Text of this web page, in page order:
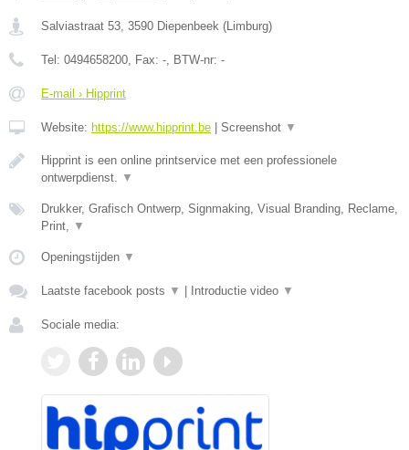
Salviastraat 53 3590 Diepenbeek (Limburg)
Tel: 0494658200 , Fax: - , BTW-nr: -
E-mail › Hipprint
Website: https://www.hipprint.be | Screenshot ▼
Hipprint is een online printservice met een professionele
ontwerpdienst.
▼
Drukker, Grafisch Ontwerp, Signmaking, Visual Branding, Reclame,
Print,
▼
Openingstijden ▼
Laatste facebook posts ▼ | Introductie video ▼
Sociale media: